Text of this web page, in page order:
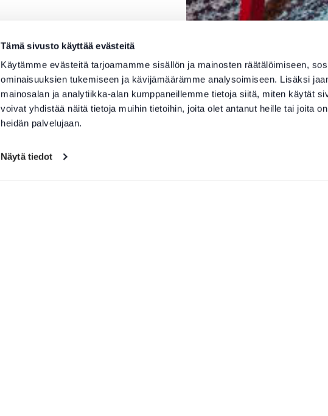
Tämä sivusto käyttää evästeitä
Käytämme evästeitä tarjoamamme sisällön ja mainosten räätälöimiseen,
ominaisuuksien tukemiseen ja kävijämäärämme analysoimiseen. Lisäksi
mainosalan ja analytiikka-alan kumppaneillemme tietoja siitä, miten käytät
voivat yhdistää näitä tietoja muihin tietoihin, joita olet antanut heille tai joita
heidän palvelujaan.
Näytä tiedot